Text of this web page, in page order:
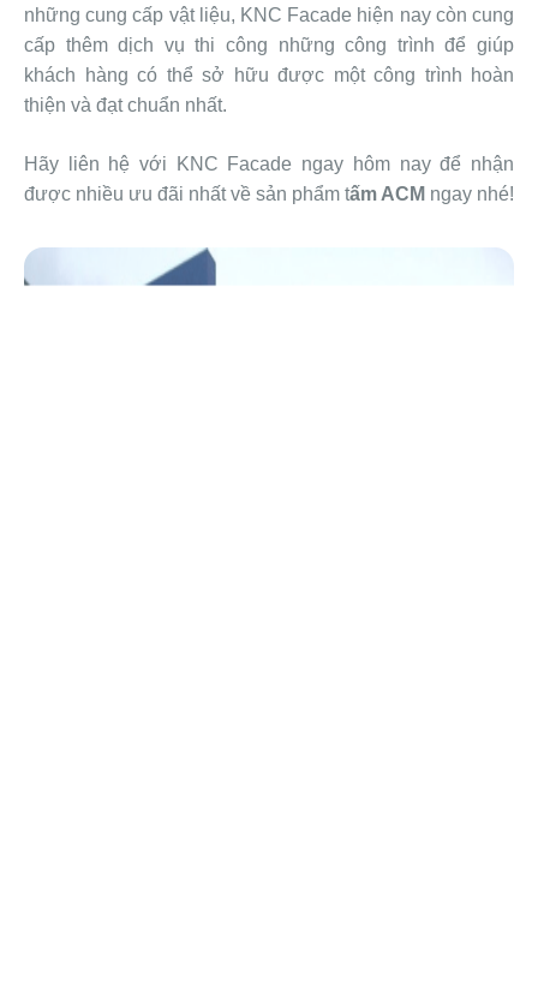
những cung cấp vật liệu, KNC Facade hiện nay còn cung
cấp thêm dịch vụ thi công những công trình để giúp
khách hàng có thể sở hữu được một công trình hoàn
thiện và đạt chuẩn nhất.
Hãy liên hệ với KNC Facade ngay hôm nay để nhận
được nhiều ưu đãi nhất về sản phẩm tấm ACM ngay nhé!